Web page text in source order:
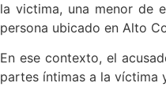
la victima, una menor de
persona ubicado en Alto
En ese contexto, el
partes íntimas a la víctima